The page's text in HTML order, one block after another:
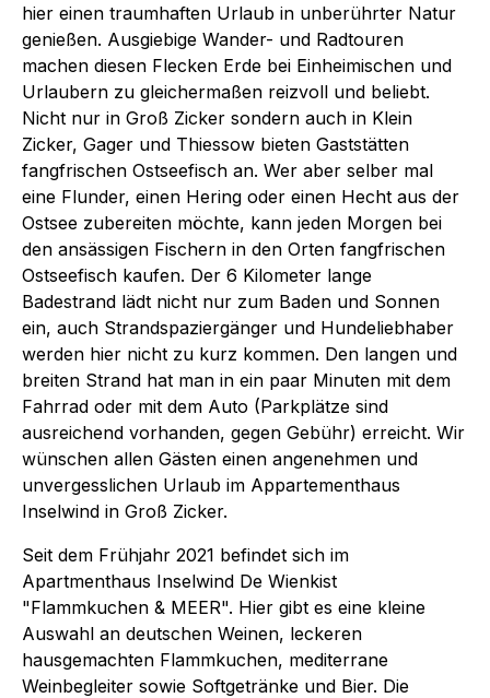
hier einen traumhaften Urlaub in unberührter Natur
genießen. Ausgiebige Wander- und Radtouren
machen diesen Flecken Erde bei Einheimischen und
Urlaubern zu gleichermaßen reizvoll und beliebt.
Nicht nur in Groß Zicker sondern auch in Klein
Zicker, Gager und Thiessow bieten Gaststätten
fangfrischen Ostseefisch an. Wer aber selber mal
eine Flunder, einen Hering oder einen Hecht aus der
Ostsee zubereiten möchte, kann jeden Morgen bei
den ansässigen Fischern in den Orten fangfrischen
Ostseefisch kaufen. Der 6 Kilometer lange
Badestrand lädt nicht nur zum Baden und Sonnen
ein, auch Strandspaziergänger und Hundeliebhaber
werden hier nicht zu kurz kommen. Den langen und
breiten Strand hat man in ein paar Minuten mit dem
Fahrrad oder mit dem Auto (Parkplätze sind
ausreichend vorhanden, gegen Gebühr) erreicht. Wir
wünschen allen Gästen einen angenehmen und
unvergesslichen Urlaub im Appartementhaus
Inselwind in Groß Zicker.
Seit dem Frühjahr 2021 befindet sich im
Apartmenthaus Inselwind De Wienkist
"Flammkuchen & MEER". Hier gibt es eine kleine
Auswahl an deutschen Weinen, leckeren
hausgemachten Flammkuchen, mediterrane
Weinbegleiter sowie Softgetränke und Bier. Die